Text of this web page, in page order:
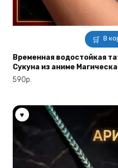
В
Временная водостойкая
Сукуна из аниме
590р.